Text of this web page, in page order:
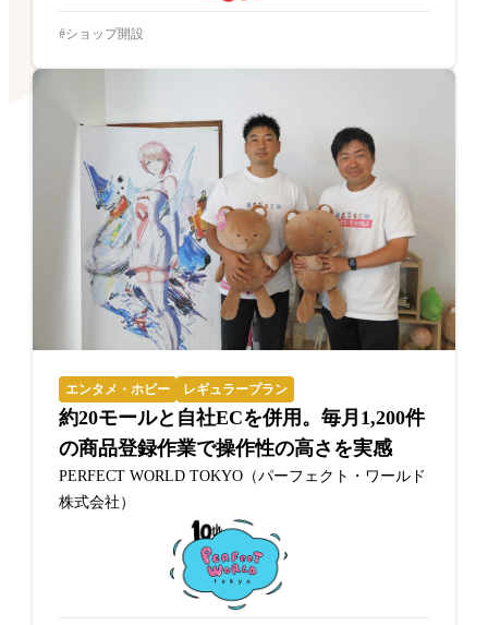
ショップ開設
エンタメ・ホビー レギュラープラン
約20モールと自社ECを併用。毎月1,200件
の商品登録作業で操作性の高さを実感
PERFECT WORLD TOKYO（パーフェクト・ワールド
株式会社）